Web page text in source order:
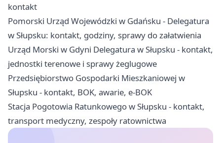
kontakt
Pomorski Urząd Wojewódzki w Gdańsku - Delegatura
w Słupsku: kontakt, godziny, sprawy do załatwienia
Urząd Morski w Gdyni Delegatura w Słupsku - kontakt,
jednostki terenowe i sprawy żeglugowe
Przedsiębiorstwo Gospodarki Mieszkaniowej w
Słupsku - kontakt, BOK, awarie, e-BOK
Stacja Pogotowia Ratunkowego w Słupsku - kontakt,
transport medyczny, zespoły ratownictwa